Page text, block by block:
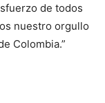
de todos
nuestro orgullo
Colombia.”